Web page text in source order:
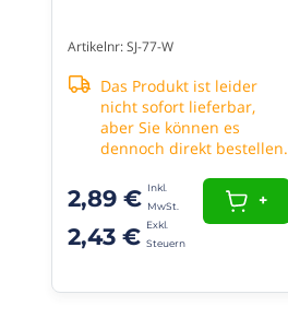
Artikelnr: SJ-77-W
2,89 €
2,43 €
Das Produkt ist leider
nicht sofort lieferbar,
aber Sie können es
dennoch direkt bestellen.
+